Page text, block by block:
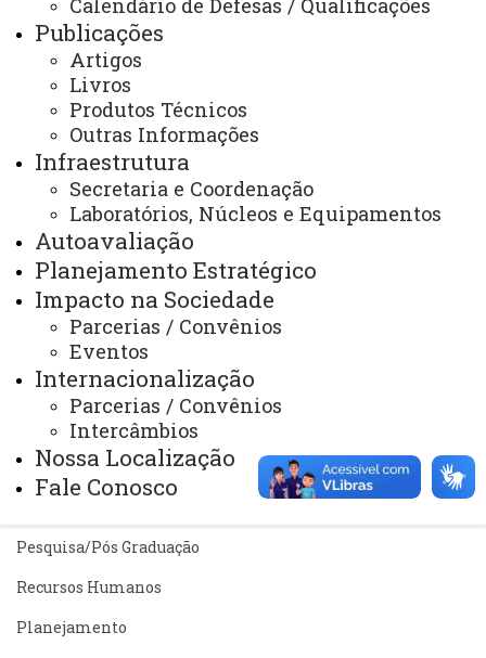
Calendário de Defesas / Qualificações
Publicações
Artigos
Livros
Produtos Técnicos
Outras Informações
Infraestrutura
Secretaria e Coordenação
Laboratórios, Núcleos e Equipamentos
Autoavaliação
Planejamento Estratégico
Impacto na Sociedade
Parcerias / Convênios
Eventos
Internacionalização
Parcerias / Convênios
Intercâmbios
Nossa Localização
Fale Conosco
Portal Office 365
Sistemas
Telefones
Webmail
REITORIA
Secretaria Geral
Gabinete Reitoria
Secretaria dos Conselhos Superiores
PRÓ-REITORIAS
Administração e Finanças
Extensão
Pesquisa/Pós Graduação
Recursos Humanos
Planejamento